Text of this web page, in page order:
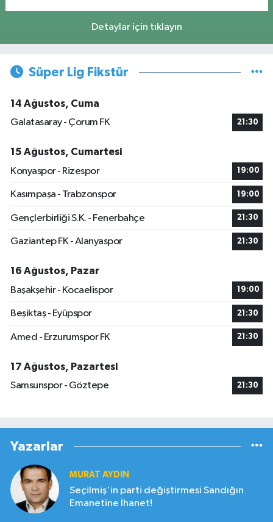
Detaylar için tıklayın
Süper Lig Fikstür
14 Ağustos, Cuma
Galatasaray - Çorum FK
21:30
15 Ağustos, Cumartesi
Konyaspor - Rizespor
19:00
Kasımpaşa - Trabzonspor 19:00
Gençlerbirliği S.K. - Fenerbahçe 21:30
Gaziantep FK - Alanyaspor 21:30
16 Ağustos, Pazar
Başakşehir - Kocaelispor
19:00
Beşiktaş - Eyüpspor 21:30
Amed - Erzurumspor FK 21:30
17 Ağustos, Pazartesi
Samsunspor - Göztepe
21:30
Yazarlar
MURAT AYDIN
Seçilmiş'in parti değiştirmesi Sandığın
Emanetine İhanet!